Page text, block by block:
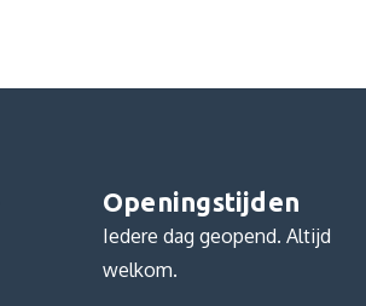
Openingstijden
Iedere dag geopend. Altijd
welkom.